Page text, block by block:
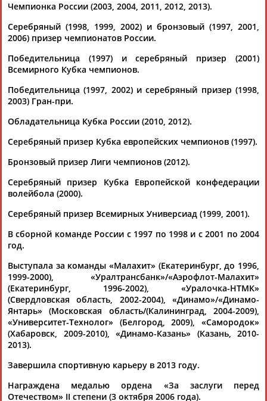
Вопросы сотрудничества и совместной деятельности inform@infosport.ru
© Стадион, 1998-2026
Разработка и поддержка ООО НАИТ «Стадион»
Подпишись
Чемпионка России (2003, 2004, 2011, 2012, 2013).
Серебряный (1998, 1999, 2002) и бронзовый (1997, 2001,
2006) призер чемпионатов России.
Победительница (1997) и серебряный призер (2001)
Всемирного Кубка чемпионов.
Победительница (1997, 2002) и серебряный призер (1998,
2003) Гран-при.
Обладательница Кубка России (2010, 2012).
Серебряный призер Кубка европейских чемпионов (1997).
Бронзовый призер Лиги чемпионов (2012).
Серебряный призер Кубка Европейской конфедерации
волейбола (2000).
Серебряный призер Всемирных Универсиад (1999, 2001).
В сборной команде России с 1997 по 1998 и с 2001 по 2004
год.
Выступала за команды «Малахит» (Екатеринбург, до 1996,
1999-2000), «Уралтрансбанк»/«Аэрофлот-Малахит»
(Екатеринбург, 1996-2002), «Уралочка-НТМК»
(Свердловская область, 2002-2004), «Динамо»/«Динамо-
Янтарь» (Московская область/(Калининград, 2004-2009),
«Университет-Технолог» (Белгород, 2009), «Самородок»
(Хабаровск, 2009-2010), «Динамо-Казань» (Казань, 2010-
2013).
Завершила спортивную карьеру в 2013 году.
Награждена медалью ордена «За заслуги перед
Отечеством» II степени (3 октября 2006 года).